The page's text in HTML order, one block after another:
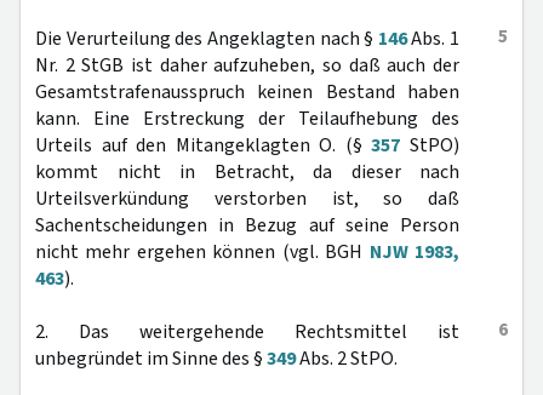
5
Die Verurteilung des Angeklagten nach § 146Abs. 1
Nr. 2 StGB ist daher aufzuheben, so daß auch der
Gesamtstrafenausspruch keinen Bestand haben
kann. Eine Erstreckung der Teilaufhebung des
Urteils auf den Mitangeklagten O. (§357 StPO)
kommt nicht in Betracht, da dieser nach
Urteilsverkündung verstorben ist, so daß
Sachentscheidungen in Bezug auf seine Person
nicht mehr ergehen können (vgl. BGH NJW 1983,
463).
6
2. Das weitergehende Rechtsmittel ist
unbegründet im Sinne des §349Abs. 2 StPO.